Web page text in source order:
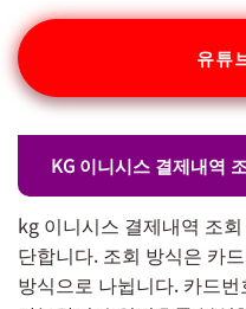
유튜
KG 이니시스 결제내역
kg 이니시스 결제내역 조
단합니다. 조회 방식은 카
방식으로 나뉩니다. 카드